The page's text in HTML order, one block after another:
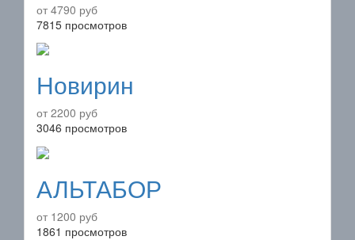
от 4790 руб
7815 просмотров
Новирин
от 2200 руб
3046 просмотров
АЛЬТАБОР
от 1200 руб
1861 просмотров